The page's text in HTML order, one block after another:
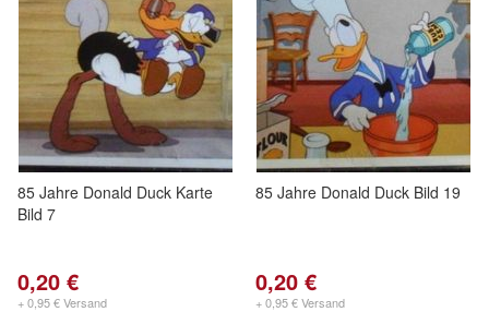
85 Jahre Donald Duck Karte
Bild 7
0,20 €
+ 0,95 € Versand
85 Jahre Donald Duck Bild 19
0,20 €
+ 0,95 € Versand